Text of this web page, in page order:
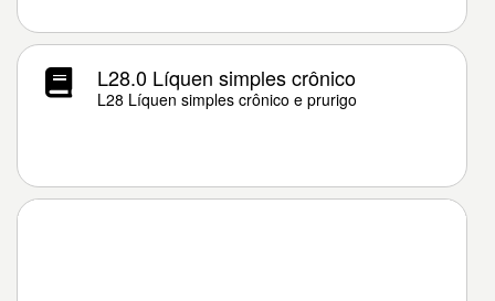
L28.0 Líquen simples crônico
L28 Líquen simples crônico e prurigo